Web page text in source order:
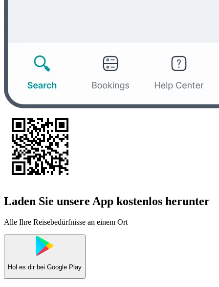
Laden Sie unsere App kostenlos herunter
Alle Ihre Reisebedürfnisse an einem Ort
Hol es dir bei Google Play